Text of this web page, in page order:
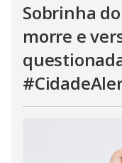
Sobrinha
morre e